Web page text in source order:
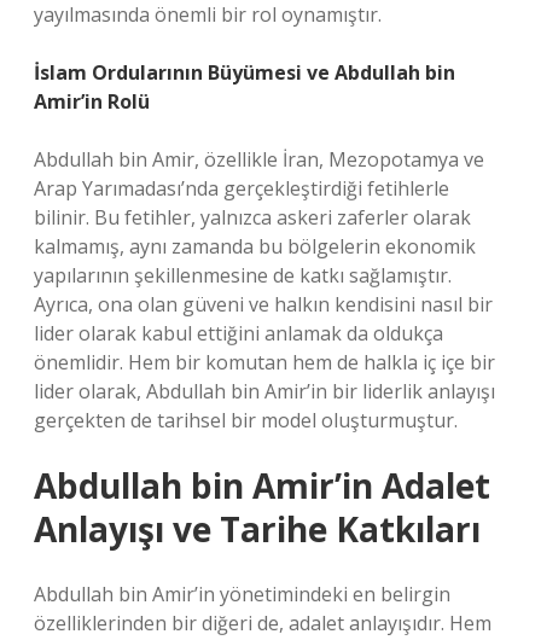
yayılmasında önemli bir rol oynamıştır.
İslam Ordularının Büyümesi ve Abdullah bin
Amir’in Rolü
Abdullah bin Amir, özellikle İran, Mezopotamya ve
Arap Yarımadası’nda gerçekleştirdiği fetihlerle
bilinir. Bu fetihler, yalnızca askeri zaferler olarak
kalmamış, aynı zamanda bu bölgelerin ekonomik
yapılarının şekillenmesine de katkı sağlamıştır.
Ayrıca, ona olan güveni ve halkın kendisini nasıl bir
lider olarak kabul ettiğini anlamak da oldukça
önemlidir. Hem bir komutan hem de halkla iç içe bir
lider olarak, Abdullah bin Amir’in bir liderlik anlayışı
gerçekten de tarihsel bir model oluşturmuştur.
Abdullah bin Amir’in Adalet
Anlayışı ve Tarihe Katkıları
Abdullah bin Amir’in yönetimindeki en belirgin
özelliklerinden bir diğeri de, adalet anlayışıdır. Hem